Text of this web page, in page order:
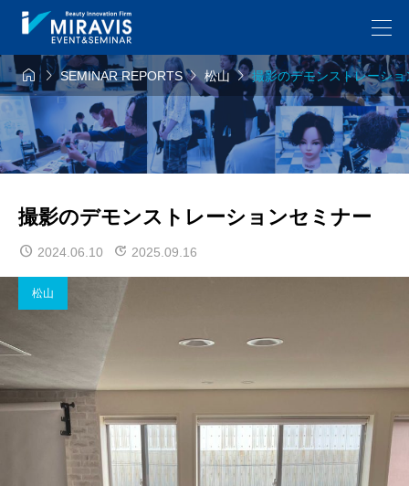
SEMINAR REPORTS松山撮影のデモンストレーショ
撮影のデモンストレーションセミナー
2024.06.10 2025.09.16
松山